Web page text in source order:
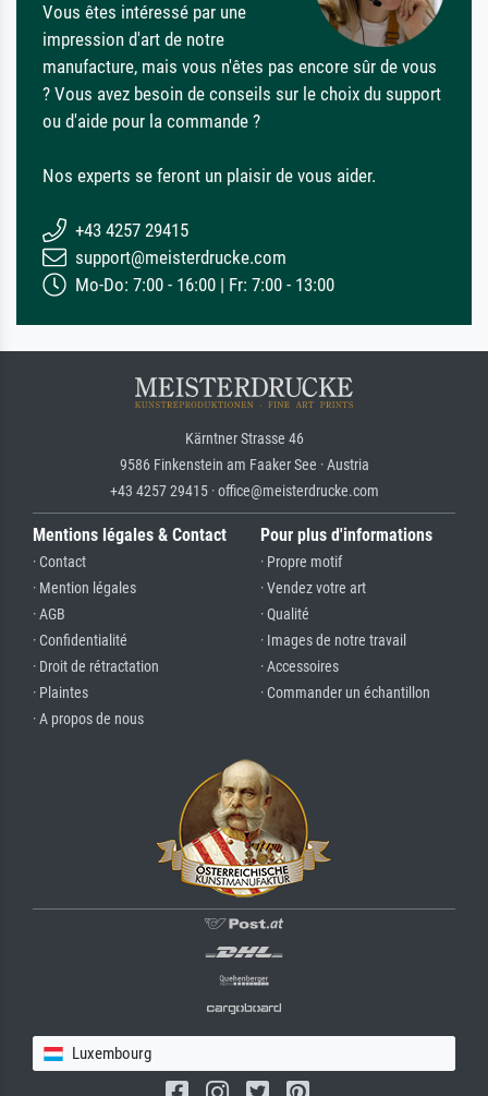
Vous êtes intéressé par une
impression d'art de notre
manufacture, mais vous n'êtes pas encore sûr de vous
? Vous avez besoin de conseils sur le choix du support
ou d'aide pour la commande ?
Nos experts se feront un plaisir de vous aider.
+43 4257 29415
support@meisterdrucke.com
Mo-Do: 7:00 - 16:00 | Fr: 7:00 - 13:00
Kärntner Strasse 46
9586 Finkenstein am Faaker See · Austria
+43 4257 29415 · office@meisterdrucke.com
Mentions légales & Contact
· Contact
· Mention légales
· AGB
· Confidentialité
· Droit de rétractation
· Plaintes
· A propos de nous
Pour plus d'informations
· Propre motif
· Vendez votre art
· Qualité
· Images de notre travail
· Accessoires
· Commander un échantillon
Luxembourg